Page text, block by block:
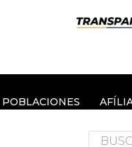
POBLACIONES